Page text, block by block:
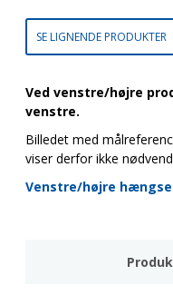
SE LIGNENDE PRODUKTER
Ved venstre/højre
venstre.
Billedet med
viser derfor ikke
Venstre/højre